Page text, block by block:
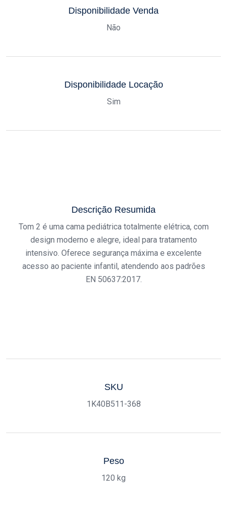
Disponibilidade Venda
Não
Disponibilidade Locação
Sim
Descrição Resumida
Tom 2 é uma cama pediátrica totalmente elétrica, com
design moderno e alegre, ideal para tratamento
intensivo. Oferece segurança máxima e excelente
acesso ao paciente infantil, atendendo aos padrões
EN 50637:2017.
SKU
1K40B511-368
Peso
120 kg